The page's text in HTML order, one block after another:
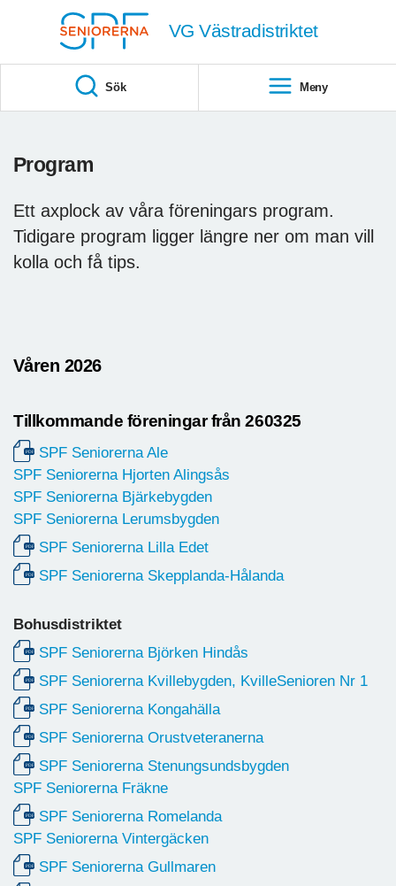
VG Västradistriktet
Sök Meny
Program
Ett axplock av våra föreningars program.
Tidigare program ligger längre ner om man vill
kolla och få tips.
Våren 2026
Tillkommande föreningar från 260325
SPF Seniorerna Ale
SPF Seniorerna Hjorten Alingsås
SPF Seniorerna Bjärkebygden
SPF Seniorerna Lerumsbygden
SPF Seniorerna Lilla Edet
SPF Seniorerna Skepplanda-Hålanda
Bohusdistriktet
SPF Seniorerna Björken Hindås
SPF Seniorerna Kvillebygden, KvilleSenioren Nr 1
SPF Seniorerna Kongahälla
SPF Seniorerna Orustveteranerna
SPF Seniorerna Stenungsundsbygden
SPF Seniorerna Fräkne
SPF Seniorerna Romelanda
SPF Seniorerna Vintergäcken
SPF Seniorerna Gullmaren